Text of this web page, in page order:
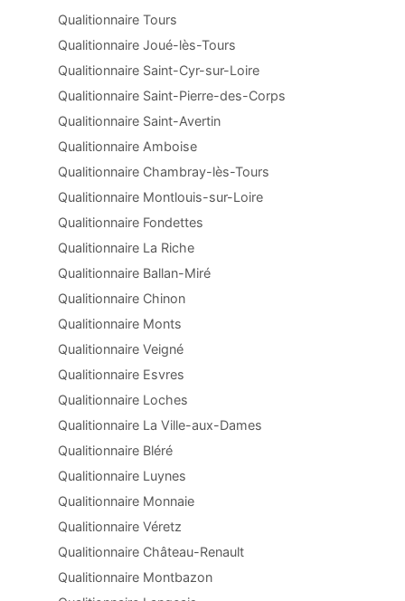
Qualitionnaire Tours
Qualitionnaire Joué-lès-Tours
Qualitionnaire Saint-Cyr-sur-Loire
Qualitionnaire Saint-Pierre-des-Corps
Qualitionnaire Saint-Avertin
Qualitionnaire Amboise
Qualitionnaire Chambray-lès-Tours
Qualitionnaire Montlouis-sur-Loire
Qualitionnaire Fondettes
Qualitionnaire La Riche
Qualitionnaire Ballan-Miré
Qualitionnaire Chinon
Qualitionnaire Monts
Qualitionnaire Veigné
Qualitionnaire Esvres
Qualitionnaire Loches
Qualitionnaire La Ville-aux-Dames
Qualitionnaire Bléré
Qualitionnaire Luynes
Qualitionnaire Monnaie
Qualitionnaire Véretz
Qualitionnaire Château-Renault
Qualitionnaire Montbazon